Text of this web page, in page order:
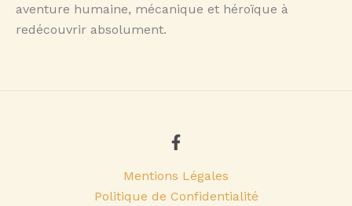
aventure humaine, mécanique et héroïque à
redécouvrir absolument.
Mentions Légales
Politique de Confidentialité